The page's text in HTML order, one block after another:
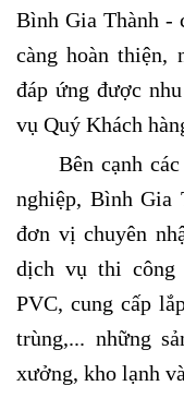
Bình Gia Thành -
càng hoàn thiện,
đáp ứng được
vụ Quý Khách
Bên cạnh
nghiệp, Bình Gia
đơn vị chuyên
dịch vụ thi công
PVC, cung cấp
trùng,... những
xưởng, kho lạnh